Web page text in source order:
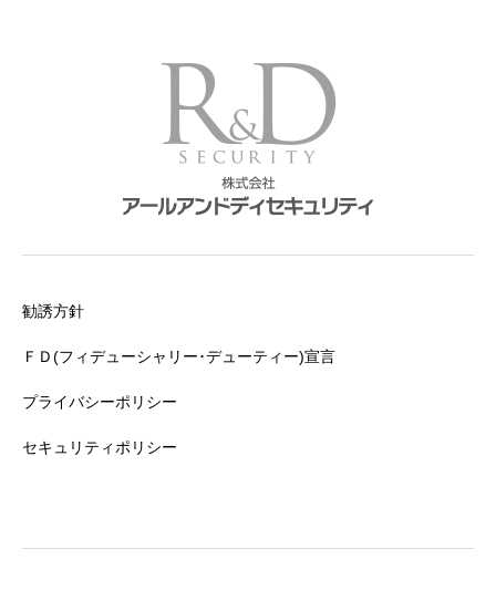
勧誘方針
ＦＤ(フィデューシャリー･デューティー)宣言
プライバシーポリシー
セキュリティポリシー